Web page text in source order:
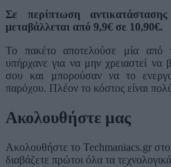
Σε περίπτωση
μεταβάλλεται από 9,9€ σε 10,90€.
Το πακέτο αποτελούσε μία από
υπήρχανε για να μην χρειαστεί να
σου και μπορούσαν να το
παρόχου. Πλέον το κόστος είναι
Ακολουθήστε μας
Ακολουθήστε το Techmaniacs.gr
διαβάζετε πρώτοι όλα τα